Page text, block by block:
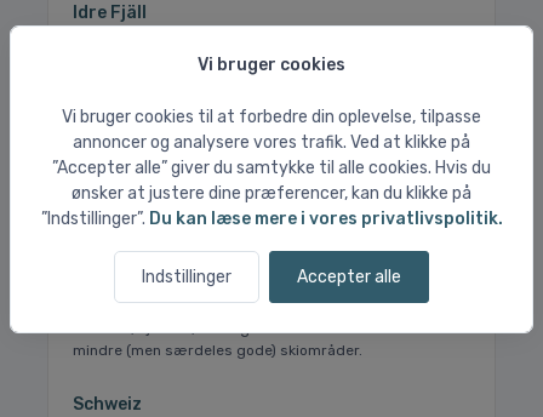
Vi bruger cookies
Vi bruger cookies til at forbedre din oplevelse, tilpasse
annoncer og analysere vores trafik. Ved at klikke på
”Accepter alle” giver du samtykke til alle cookies. Hvis du
ønsker at justere dine præferencer, kan du klikke på
”Indstillinger”. Du kan læse mere i vores privatlivspolitik.
Indstillinger Accepter alle
Idre Fjäll
Andre lande
Udover de 5 store europæiske ski-lande, findes der
også andre lande med gode skiområder. Bl.a. Tyskland,
Schweiz, Tjekkiet, USA og Canada. Her finder du ofte
mindre (men særdeles gode) skiområder.
Schweiz